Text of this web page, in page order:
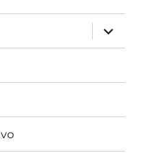
expand
child
menu